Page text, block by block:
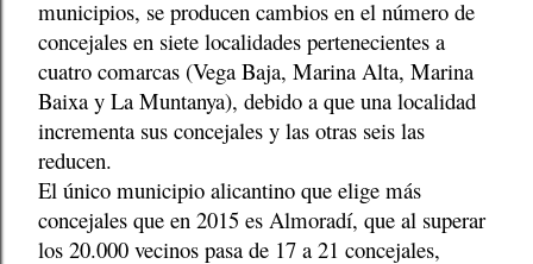
municipios, se producen cambios en el número de
concejales en siete localidades pertenecientes a
cuatro comarcas (Vega Baja, Marina Alta, Marina
Baixa y La Muntanya), debido a que una localidad
incrementa sus concejales y las otras seis las
reducen.
El único municipio alicantino que elige más
concejales que en 2015 es Almoradí, que al superar
los 20.000 vecinos pasa de 17 a 21 concejales,